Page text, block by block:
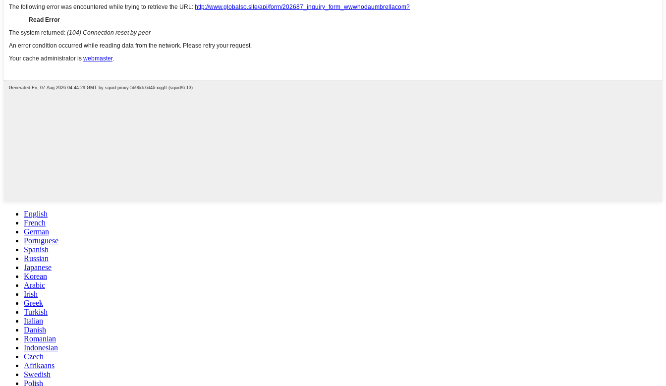
English
French
German
Portuguese
Spanish
Russian
Japanese
Korean
Arabic
Irish
Greek
Turkish
Italian
Danish
Romanian
Indonesian
Czech
Afrikaans
Swedish
Polish